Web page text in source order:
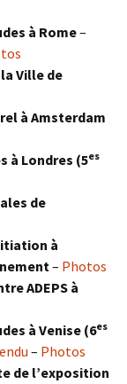
à Rome–
Ville de
à Amsterdam
à Londres (5es
de
à
– Photos
ADEPS à
à Venise (6es
– Photos
de l’exposition